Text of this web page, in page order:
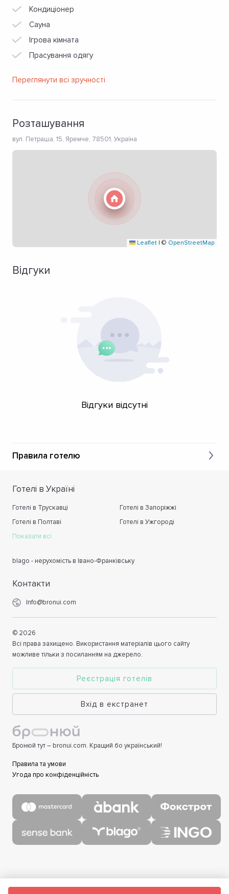
Кондиціонер
Сауна
Ігрова кімната
Прасування одягу
Переглянути всі зручності
Розташування
вул. Петраша, 15, Яремче, 78501, Україна
Leaflet | © OpenStreetMap
Відгуки
Відгуки відсутні
Правила готелю
Готелі в Україні
Готелі в Трускавці
Готелі в Запоріжжі
Готелі в Полтаві
Готелі в Ужгороді
Показати всі
blago - нерухомість в Івано-Франківську
Контакти
Info@bronui.com
© 2026
Всі права захищено. Використання матеріалів цього сайту
можливе тільки з посиланням на джерело.
Реєстрація готелів
Вхід в екстранет
Бронюй тут – bronui.com. Кращий бо український!
Правила та умови
Угода про конфіденційність